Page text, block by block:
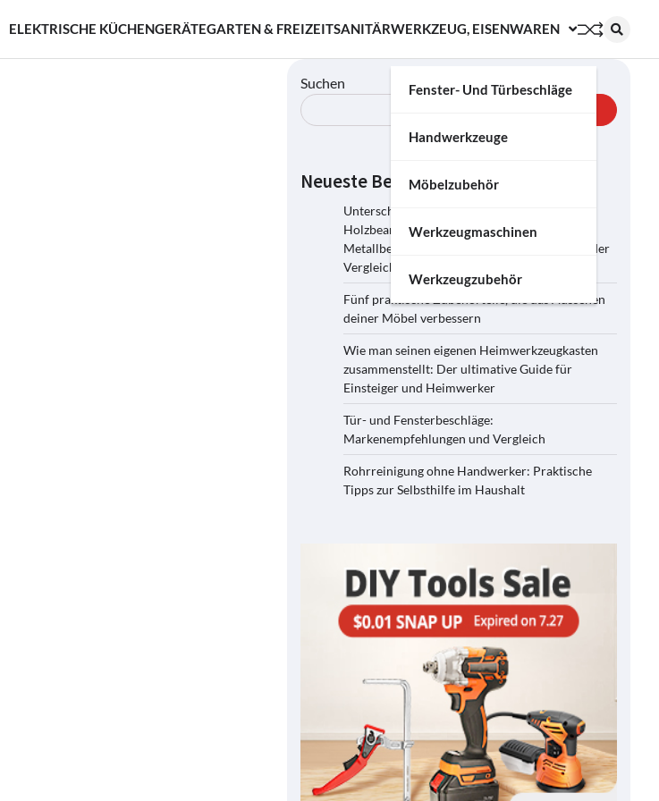
ELEKTRISCHE KÜCHENGERÄTEGARTEN & FREIZEITSANITÄRWERKZEUG, EISENWAREN
Fenster- Und Türbeschläge
Handwerkzeuge
Möbelzubehör
Werkzeugmaschinen
Werkzeugzubehör
Suchen
Neueste Beiträge
Unterschiede zwischen
Holzbearbeitungsmaschinen und
Metallbearbeitungsmaschinen: Ein umfassender
Vergleich
Fünf praktische Zubehörteile, die das Aussehen
deiner Möbel verbessern
Wie man seinen eigenen Heimwerkzeugkasten
zusammenstellt: Der ultimative Guide für
Einsteiger und Heimwerker
Tür- und Fensterbeschläge:
Markenempfehlungen und Vergleich
Rohrreinigung ohne Handwerker: Praktische
Tipps zur Selbsthilfe im Haushalt